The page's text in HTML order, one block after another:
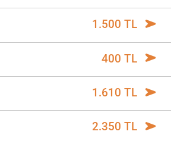
1.500 TL
400 TL
1.610 TL
2.350 TL